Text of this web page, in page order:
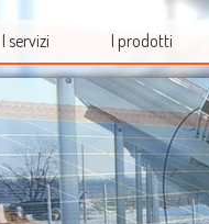
I servizi I prodotti